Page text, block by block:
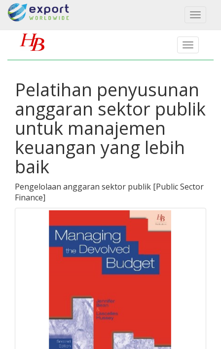
Toggle
Pelatihan penyusunan
anggaran sektor publik
untuk manajemen
keuangan yang lebih
baik
Pengelolaan anggaran sektor publik [Public Sector
Finance]